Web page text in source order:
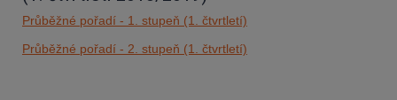
Průběžné pořadí - 1. stupeň (1. čtvrtletí)
Průběžné pořadí - 2. stupeň (1. čtvrtletí)